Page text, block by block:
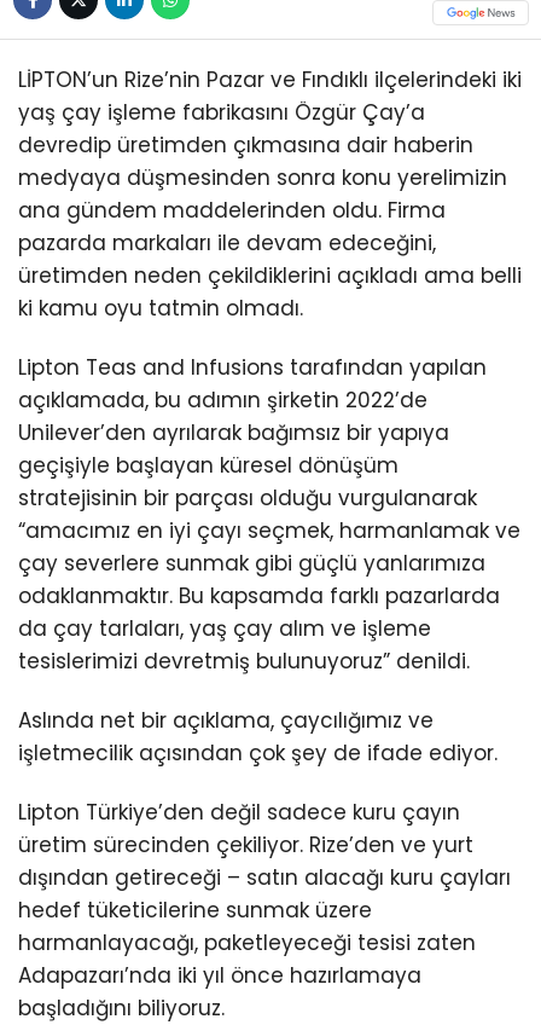
LİPTON’un Rize’nin Pazar ve Fındıklı ilçelerindeki iki
yaş çay işleme fabrikasını Özgür Çay’a
devredip üretimden çıkmasına dair haberin
medyaya düşmesinden sonra konu yerelimizin
ana gündem maddelerinden oldu. Firma
pazarda markaları ile devam edeceğini,
üretimden neden çekildiklerini açıkladı ama belli
ki kamu oyu tatmin olmadı.
Lipton Teas and Infusions tarafından yapılan
açıklamada, bu adımın şirketin 2022’de
Unilever’den ayrılarak bağımsız bir yapıya
geçişiyle başlayan küresel dönüşüm
stratejisinin bir parçası olduğu vurgulanarak
“amacımız en iyi çayı seçmek, harmanlamak ve
çay severlere sunmak gibi güçlü yanlarımıza
odaklanmaktır. Bu kapsamda farklı pazarlarda
da çay tarlaları, yaş çay alım ve işleme
tesislerimizi devretmiş bulunuyoruz” denildi.
Aslında net bir açıklama, çaycılığımız ve
işletmecilik açısından çok şey de ifade ediyor.
Lipton Türkiye’den değil sadece kuru çayın
üretim sürecinden çekiliyor. Rize’den ve yurt
dışından getireceği – satın alacağı kuru çayları
hedef tüketicilerine sunmak üzere
harmanlayacağı, paketleyeceği tesisi zaten
Adapazarı’nda iki yıl önce hazırlamaya
başladığını biliyoruz.